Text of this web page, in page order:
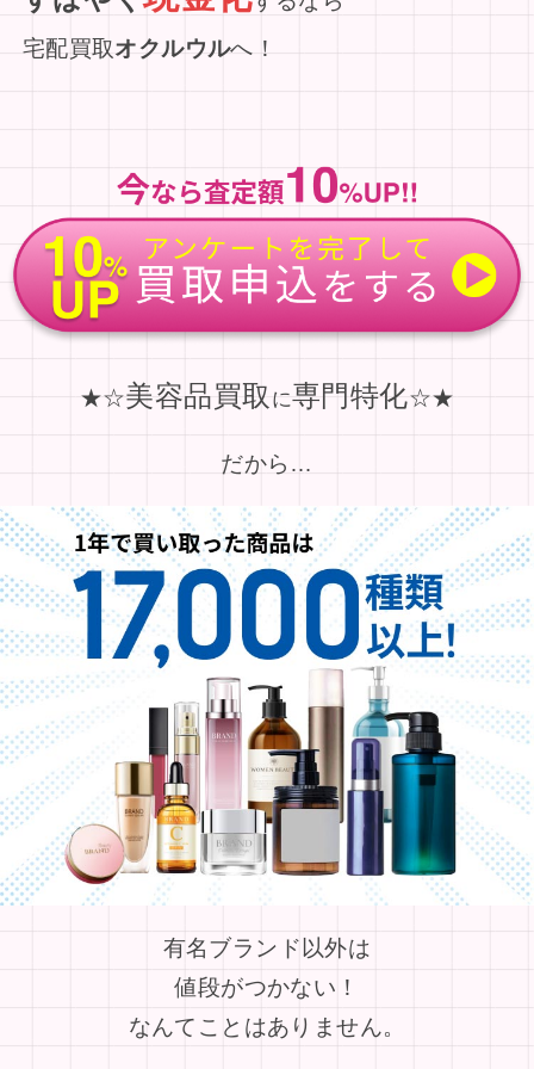
宅配買取オクルウルへ！
★☆美容品買取 に専門特化☆★
だから…
有名ブランド以外は
値段がつかない！
なんてことはありません。